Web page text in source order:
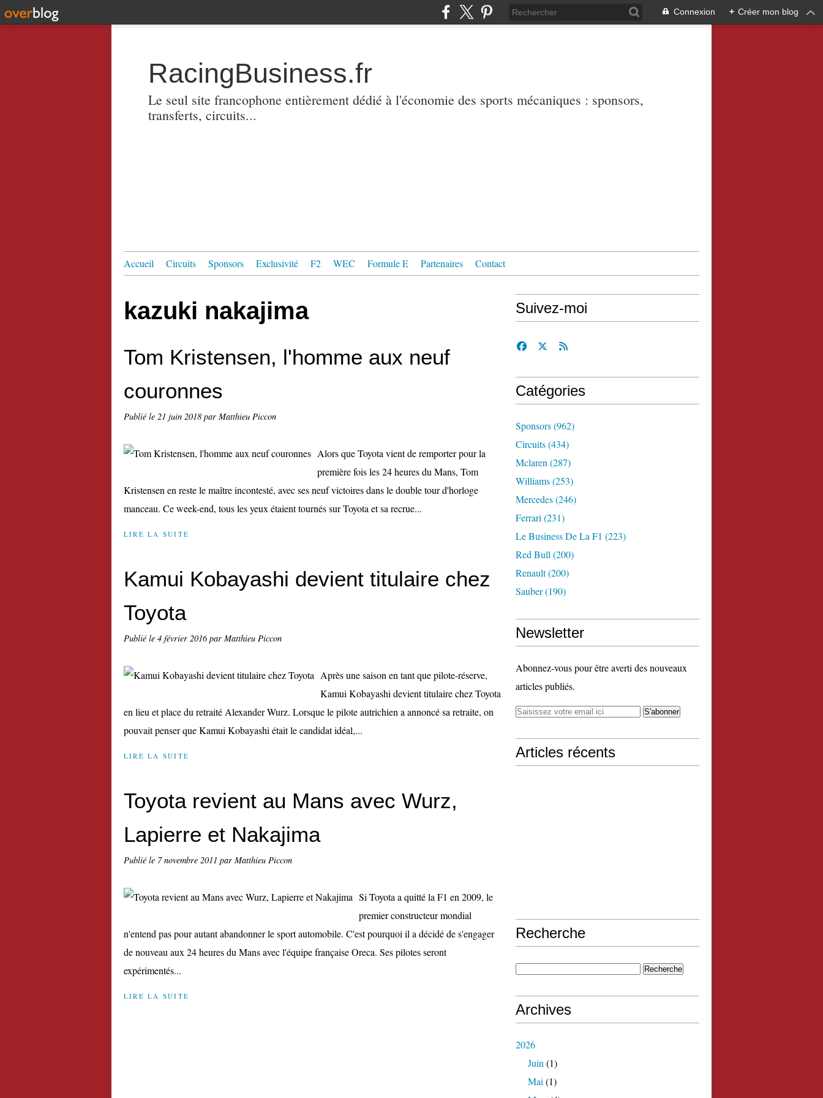
Connexion + Créer mon blog
RacingBusiness.fr
Le seul site francophone entièrement dédié à l'économie des sports mécaniques : sponsors,
transferts, circuits...
Accueil Circuits Sponsors Exclusivité F2 WEC Formule E Partenaires Contact
kazuki nakajima
Tom Kristensen, l'homme aux neuf
couronnes
Publié le 21 juin 2018 par Matthieu Piccon
Alors que Toyota vient de remporter pour la
première fois les 24 heures du Mans, Tom
Kristensen en reste le maître incontesté, avec ses neuf victoires dans le double tour d'horloge
manceau. Ce week-end, tous les yeux étaient tournés sur Toyota et sa recrue...
LIRE LA SUITE
Kamui Kobayashi devient titulaire chez
Toyota
Publié le 4 février 2016par Matthieu Piccon
Après une saison en tant que pilote-réserve,
Kamui Kobayashi devient titulaire chez Toyota
en lieu et place du retraité Alexander Wurz. Lorsque le pilote autrichien a annoncé sa retraite, on
pouvait penser que Kamui Kobayashi était le candidat idéal,...
LIRE LA SUITE
Toyota revient au Mans avec Wurz,
Lapierre et Nakajima
Publié le 7 novembre 2011 par Matthieu Piccon
Si Toyota a quitté la F1 en 2009, le
premier constructeur mondial
n'entend pas pour autant abandonner le sport automobile. C'est pourquoi il a décidé de s'engager
de nouveau aux 24 heures du Mans avec l'équipe française Oreca. Ses pilotes seront
expérimentés...
LIRE LA SUITE
Suivez-moi
Catégories
Sponsors(962)
Circuits(434)
Mclaren (287)
Williams(253)
Mercedes(246)
Ferrari (231)
Le Business De La F1 (223)
Red Bull (200)
Renault(200)
Sauber(190)
Newsletter
Abonnez-vous pour être averti des nouveaux
articles publiés.
Articles récents
Recherche
Archives
2026
Juin (1)
Mai (1)